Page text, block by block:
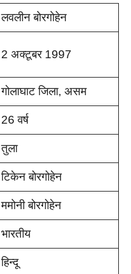
लवलीन बोरगोहेन
2 अक्टूबर 1997
गोलाघाट जिला, असम
26 वर्ष
तुला
टिकेन बोरगोहेन
ममोनी बोरगोहेन
भारतीय
हिन्दू